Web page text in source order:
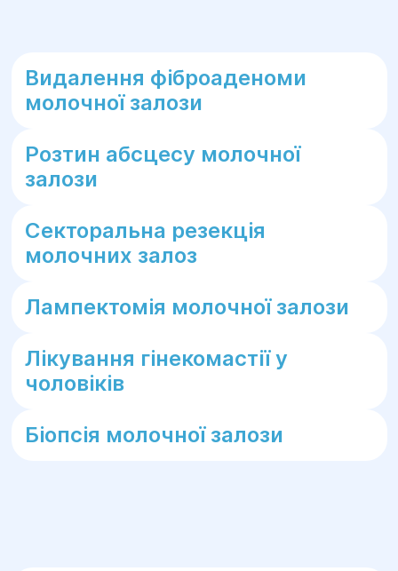
Видалення фіброаденоми
молочної залози
Розтин абсцесу молочної
залози
Секторальна резекція
молочних залоз
Лампектомія молочної залози
Лікування гінекомастії у
чоловіків
Біопсія молочної залози